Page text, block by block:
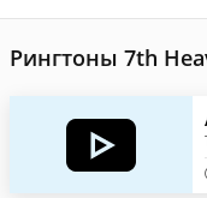
Рингтоны 7th